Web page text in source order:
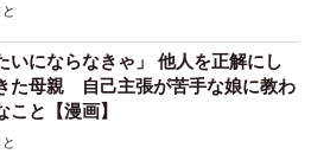
いにならなきゃ」 他人を正解にし
た母親 自己主張が苦手な娘に教わ
こと【漫画】